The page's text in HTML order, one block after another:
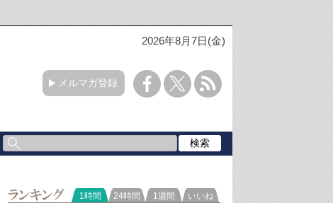
2026年8月7日(金)
メルマガ登録
ランキング
1時間 24時間 1週間 いいね